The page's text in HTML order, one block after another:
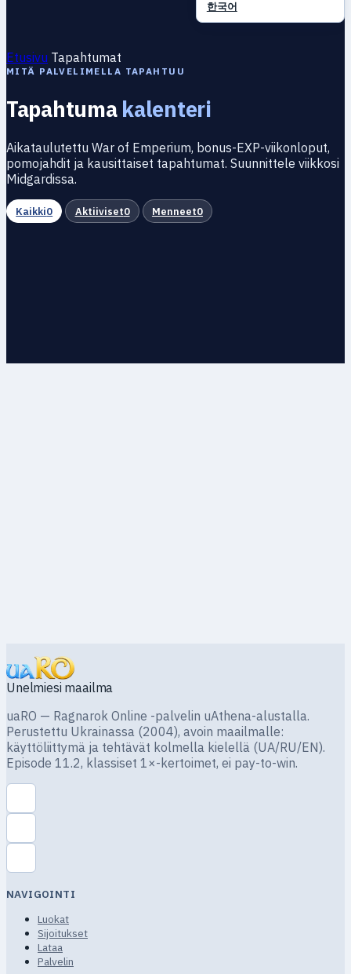
한국어
Etusivu Tapahtumat
MITÄ PALVELIMELLA TAPAHTUU
Tapahtuma kalenteri
Aikataulutettu War of Emperium, bonus-EXP-viikonloput,
pomojahdit ja kausittaiset tapahtumat. Suunnittele viikkosi
Midgardissa.
Kaikki0 Aktiiviset0 Menneet0
Unelmiesi maailma
uaRO — Ragnarok Online -palvelin uAthena-alustalla.
Perustettu Ukrainassa (2004), avoin maailmalle:
käyttöliittymä ja tehtävät kolmella kielellä (UA/RU/EN).
Episode 11.2, klassiset 1×-kertoimet, ei pay-to-win.
NAVIGOINTI
Luokat
Sijoitukset
Lataa
Palvelin